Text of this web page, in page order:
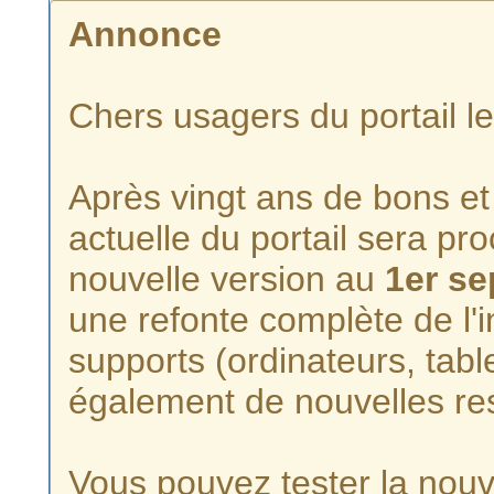
Annonce
Chers usagers du portail
Après vingt ans de bons
actuelle du portail sera
nouvelle version au 1er
une refonte complète de
supports (ordinateurs,
également de nouvelles
Vous pouvez tester la